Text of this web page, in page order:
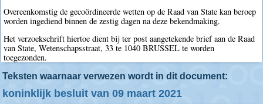
Overeenkomstig de gecoördineerde wetten op de Raad van State kan beroep
worden ingediend binnen de zestig dagen na deze bekendmaking.
Het verzoekschrift hiertoe dient bij ter post aangetekende brief aan de Raad
van State, Wetenschapsstraat, 33 te 1040 BRUSSEL te worden
toegezonden.
Teksten waarnaar verwezen wordt in dit document:
koninklijk besluit van 09 maart 2021